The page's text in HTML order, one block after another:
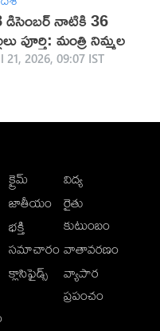
డిసెంబర్ నాటికి 36
పూర్తి: మంత్రి నిమ్మల
21, 2026, 09:07 IST
క్రైమ్
జాతీయం
భక్తి
సమాచారం
క్లాసిఫైడ్స్
విద్య
రైతు
కుటుంబం
వాతావరణం
వ్యాపార
ప్రపంచం